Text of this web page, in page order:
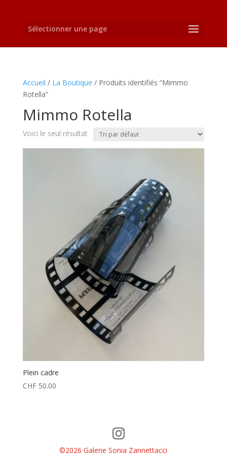
Sélectionner une page
Accueil / La Boutique / Produits identifiés “Mimmo
Rotella”
Mimmo Rotella
Voici le seul résultat
Plein cadre
CHF50.00
©2026 Galerie Sonia Zannettacci